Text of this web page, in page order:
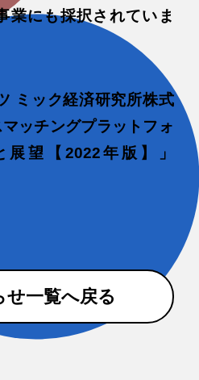
業にも採択されていま
ミック経済研究所株式
ッチングプラットフォ
望【2022年版】」
せ一覧へ戻る